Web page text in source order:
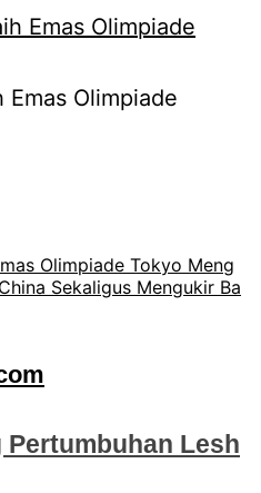
Emas Olimpiade
Olimpiade Tokyo Meng
Sekaligus Mengukir Ba
Pertumbuhan Lesh